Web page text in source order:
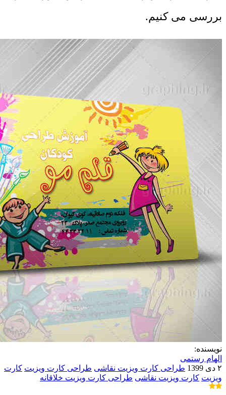
بررسی می کنیم.
نویسنده:
الهام رستمی
۲ دی 1399
طراحی کارت ویزیت نقاشی طراحی کارت ویزیت کارت
ویزیت کارت ویزیت نقاشی طراحی کارت ویزیت خلاقانه